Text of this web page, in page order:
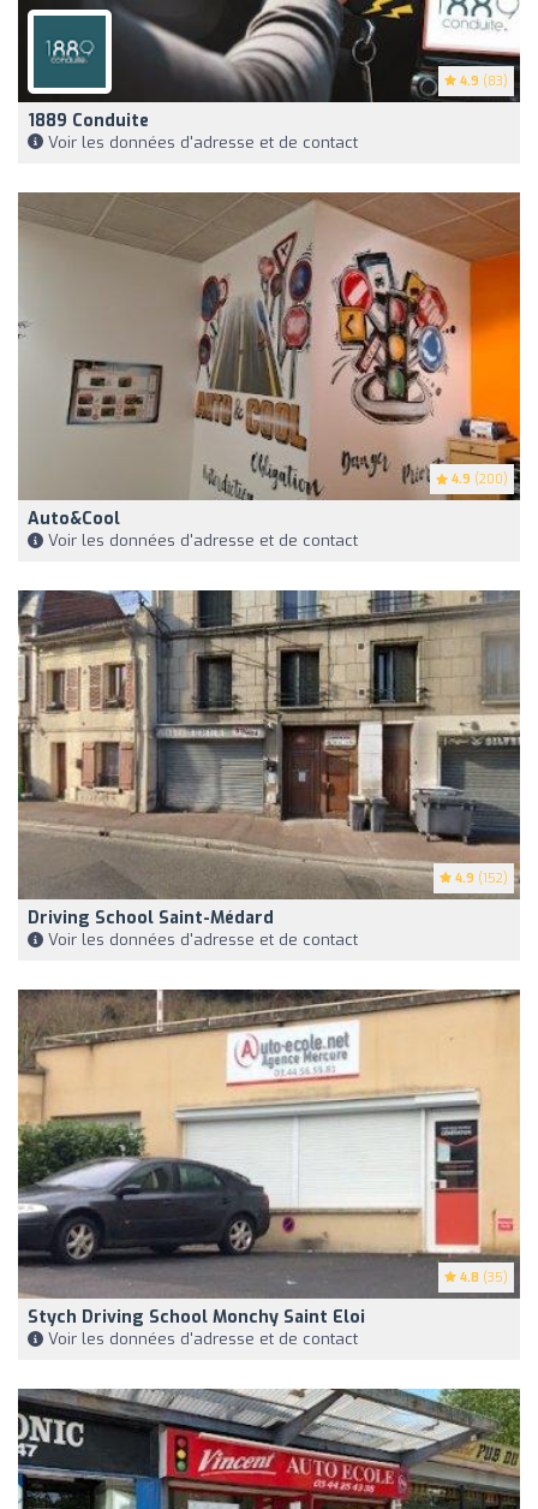
4.9 (83)
1889 Conduite
Voir les données d'adresse et de contact
4.9 (200)
Auto&Cool
Voir les données d'adresse et de contact
4.9 (152)
Driving School Saint-Médard
Voir les données d'adresse et de contact
4.8 (35)
Stych Driving School Monchy Saint Eloi
Voir les données d'adresse et de contact